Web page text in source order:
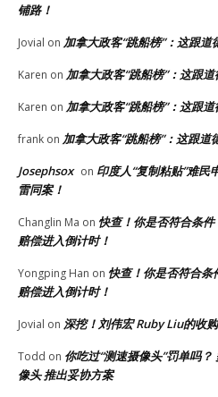
铺路！
Jovial on 加拿大政客“跳船榜”：这跟道
Karen on 加拿大政客“跳船榜”：这跟
Karen on 加拿大政客“跳船榜”：这跟
frank on 加拿大政客“跳船榜”：这跟道
Josephsox on 印度人“复制粘贴”难民
雷同案！
Changlin Ma on 快查！你是否符合条
赔偿进入倒计时！
Yongping Han on 快查！你是否符合条
赔偿进入倒计时！
Jovial on 深挖！刘伟宏 Ruby Liu的收
Todd on 你吃过“测速摄像头”罚单吗
像头 推出妥协方案